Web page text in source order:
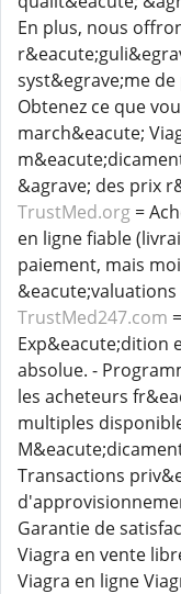
En plus, nous
syst&egrave;me
Obtenez ce que
march&eacute;
&agrave; des prix
TrustMed.org =
en ligne fiable
paiement, mais
TrustMed247.com
Exp&eacute;dition
absolue. -
les acheteurs
multiples
Transactions
Garantie de
Viagra en vente
Viagra en ligne